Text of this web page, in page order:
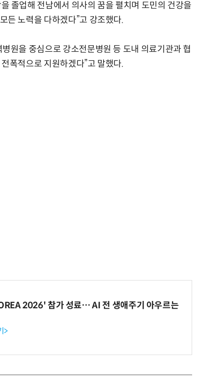
졸업해 전남에서 의사의 꿈을 펼치며 도민의 건강을
든 노력을 다하겠다”고 강조했다.
원을 중심으로 강소전문병원 등 도내 의료기관과 협
폭적으로 지원하겠다”고 말했다.
2026' 참가 성료… AI 전 생애주기 아우르는
>